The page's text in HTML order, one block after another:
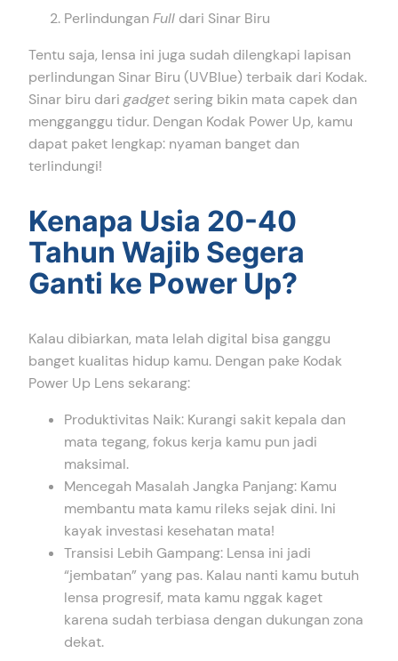
Perlindungan Full dari Sinar Biru
Tentu saja, lensa ini juga sudah dilengkapi lapisan
perlindungan Sinar Biru (UVBlue) terbaik dari Kodak.
Sinar biru darigadget sering bikin mata capek dan
mengganggu tidur. Dengan Kodak Power Up, kamu
dapat paket lengkap: nyaman banget dan
terlindungi!
Kenapa Usia 20-40
Tahun Wajib Segera
Ganti ke Power Up?
Kalau dibiarkan, mata lelah digital bisa ganggu
banget kualitas hidup kamu. Dengan pake Kodak
Power Up Lens sekarang:
Produktivitas Naik: Kurangi sakit kepala dan
mata tegang, fokus kerja kamu pun jadi
maksimal.
Mencegah Masalah Jangka Panjang: Kamu
membantu mata kamu rileks sejak dini. Ini
kayak investasi kesehatan mata!
Transisi Lebih Gampang: Lensa ini jadi
“jembatan” yang pas. Kalau nanti kamu butuh
lensa progresif, mata kamu nggak kaget
karena sudah terbiasa dengan dukungan zona
dekat.